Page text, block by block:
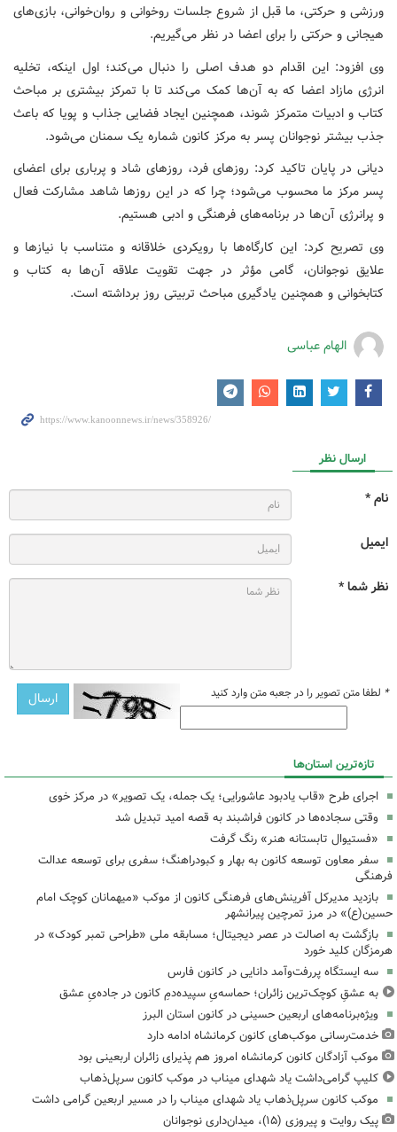
ورزشی و حرکتی، ما قبل از شروع جلسات روخوانی و روان‌خوانی، بازی‌های
هیجانی و حرکتی را برای اعضا در نظر می‌گیریم.
وی افزود: این اقدام دو هدف اصلی را دنبال می‌کند؛ اول اینکه، تخلیه
انرژی مازاد اعضا که به آن‌ها کمک می‌کند تا با تمرکز بیشتری بر مباحث
کتاب و ادبیات متمرکز شوند، همچنین ایجاد فضایی جذاب و پویا که باعث
جذب بیشتر نوجوانان پسر به مرکز کانون شماره یک سمنان می‌شود.
دیانی در پایان تاکید کرد: روزهای فرد، روزهای شاد و پرباری برای اعضای
پسر مرکز ما محسوب می‌شود؛ چرا که در این روزها شاهد مشارکت فعال
و پرانرژی آن‌ها در برنامه‌های فرهنگی و ادبی هستیم.
وی تصریح کرد: این کارگاه‌ها با رویکردی خلاقانه و متناسب با نیازها و
علایق نوجوانان، گامی مؤثر در جهت تقویت علاقه آن‌ها به کتاب و
کتابخوانی و همچنین یادگیری مباحث تربیتی روز برداشته است.
الهام عباسی
ارسال نظر
نام *
ایمیل
نظر شما *
* لطفا متن تصویر را در جعبه متن وارد کنید
تازه‌ترین استان‌ها
اجرای طرح «قاب یادبود عاشورایی؛ یک جمله، یک تصویر» در مرکز خوی
وقتی سجاده‌ها در کانون فراشبند به قصه امید تبدیل شد
«فستیوال تابستانه هنر» رنگ گرفت
سفر معاون توسعه کانون به بهار و کبودراهنگ؛ سفری برای توسعه عدالت
فرهنگی
بازدید مدیرکل آفرینش‌های فرهنگی کانون از موکب «میهمانان کوچک امام
حسین(ع)» در مرز تمرچین پیرانشهر
بازگشت به اصالت در عصر دیجیتال؛ مسابقه ملی «طراحی تمبر کودک» در
هرمزگان کلید خورد
سه ایستگاه پررفت‌وآمد دانایی در کانون فارس
به عشقِ کوچک‌ترین زائران؛ حماسه‌یِ سپیده‌دمِ کانون در جاده‌یِ عشق
ویژه‌برنامه‌های اربعین حسینی در کانون استان البرز
خدمت‌رسانی موکب‌های کانون کرمانشاه ادامه دارد
موکب آزادگان کانون کرمانشاه امروز هم پذیرای زائران اربعینی بود
کلیپ گرامی‌داشت یاد شهدای میناب در موکب کانون سرپل‌ذهاب
موکب کانون سرپل‌ذهاب یاد شهدای میناب را در مسیر اربعین گرامی داشت
پیک روایت و پیروزی (۱۵)، میدان‌داری نوجوانان